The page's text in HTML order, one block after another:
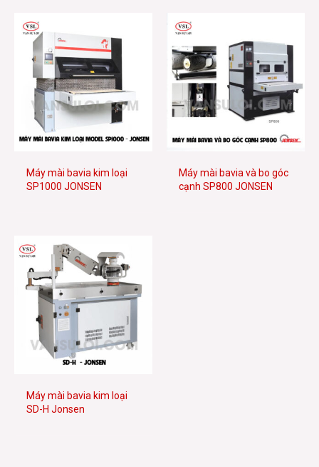
Máy mài bavia kim loại
SP1000 JONSEN
Máy mài bavia và bo góc
cạnh SP800 JONSEN
Máy mài bavia kim loại
SD-H Jonsen